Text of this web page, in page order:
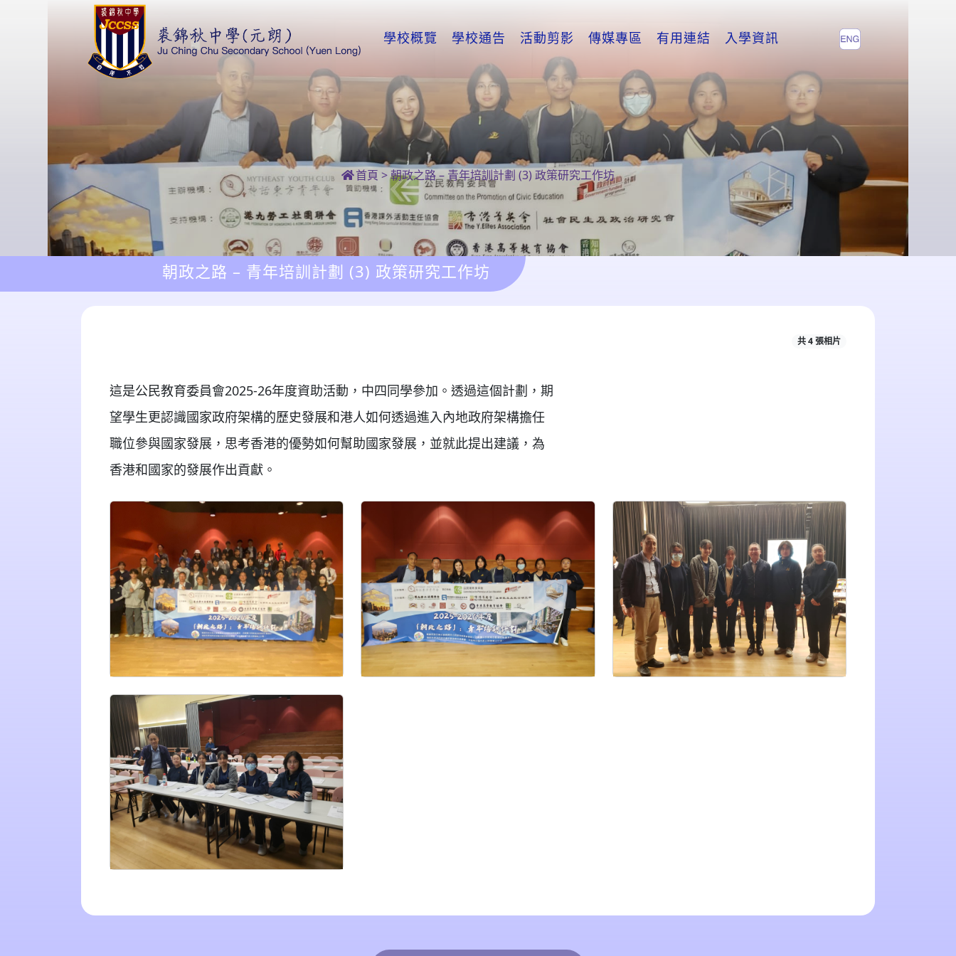
學校概覽 學校通告 活動剪影 傳媒專區 有用連結 入學資訊
首頁 >朝政之路 – 青年培訓計劃 (3) 政策研究工作坊
朝政之路 – 青年培訓計劃 (3) 政策研究工作坊
共 4 張相片
這是公民教育委員會2025-26年度資助活動，中四同學參加。透過這個計劃，期
望學生更認識國家政府架構的歷史發展和港人如何透過進入內地政府架構擔任
職位參與國家發展，思考香港的優勢如何幫助國家發展，並就此提出建議，為
香港和國家的發展作出貢獻。